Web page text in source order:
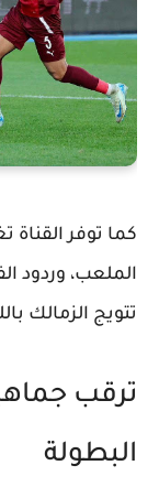
كما توفر القناة
الملعب، وردود
تتويج الزمالك
ترقب
البطولة